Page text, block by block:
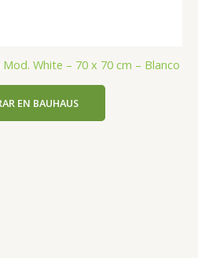
White – 70 x 70 cm – Blanco
EN BAUHAUS